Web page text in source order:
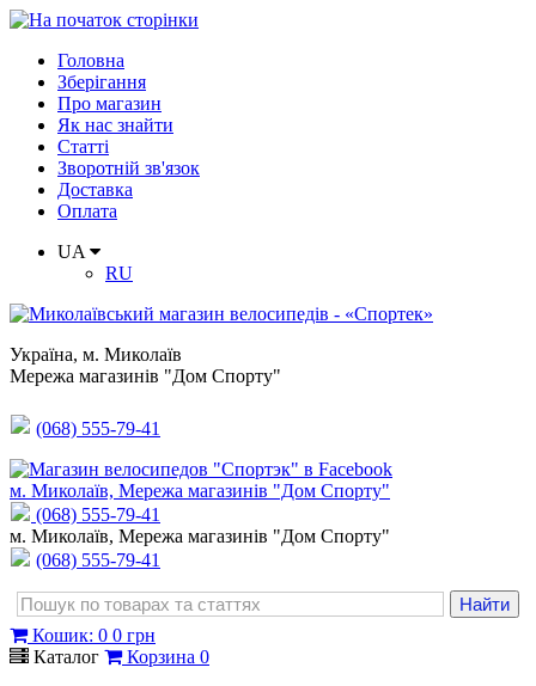
Головна
Зберігання
Про магазин
Як нас знайти
Статті
Зворотній зв'язок
Доставка
Оплата
UA
RU
Україна, м. Миколаїв
Мережа магазинів "Дом Спорту"
(068) 555-79-41
м. Миколаїв, Мережа магазинів "Дом Спорту"
(068) 555-79-41
м. Миколаїв, Мережа магазинів "Дом Спорту"
(068) 555-79-41
Кошик: 0 0 грн
Каталог
Корзина 0